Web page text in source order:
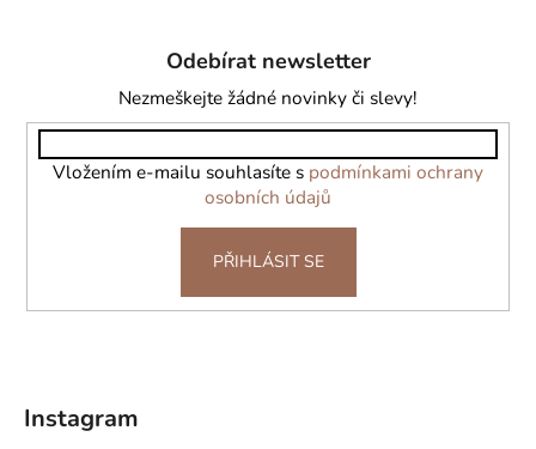
Odebírat newsletter
Nezmeškejte žádné novinky či slevy!
Vložením e-mailu souhlasíte s podmínkami ochrany
osobních údajů
PŘIHLÁSIT SE
Instagram